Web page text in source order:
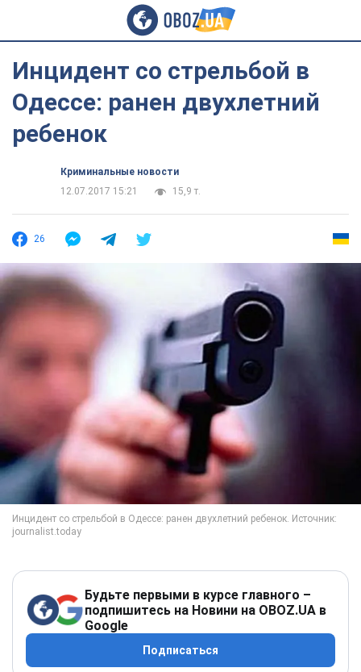
Инцидент со стрельбой в
Одессе: ранен двухлетний
ребенок
Криминальные новости
12.07.2017 15:21
15,9 т.
26
Будьте первыми в курсе главного –
подпишитесь на Новини на OBOZ.UA в
Google
Подписаться